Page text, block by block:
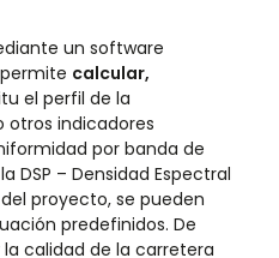
un software
calcular,
el perfil de la
indicadores
por banda de
DSP – Densidad Espectral
proyecto, se pueden
predefinidos. De
calidad de la carretera